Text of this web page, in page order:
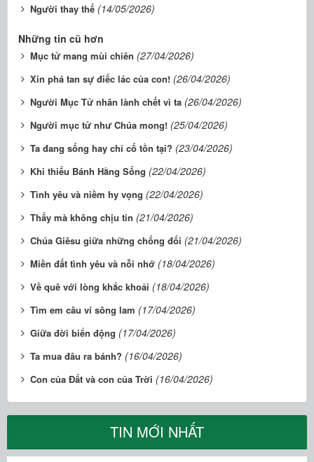
Người thay thế (14/05/2026)
Những tin cũ hơn
Mục tử mang mùi chiên (27/04/2026)
Xin phá tan sự điếc lác của con! (26/04/2026)
Người Mục Tử nhân lành chết vì ta (26/04/2026)
Người mục tử như Chúa mong! (25/04/2026)
Ta đang sống hay chỉ cố tồn tại? (23/04/2026)
Khi thiếu Bánh Hằng Sống (22/04/2026)
Tình yêu và niềm hy vọng (22/04/2026)
Thấy mà không chịu tin (21/04/2026)
Chúa Giêsu giữa những chống đối (21/04/2026)
Miền đất tình yêu và nỗi nhớ (18/04/2026)
Về quê với lòng khắc khoải (18/04/2026)
Tìm em câu ví sông lam (17/04/2026)
Giữa đời biển động (17/04/2026)
Ta mua đâu ra bánh? (16/04/2026)
Con của Đất và con của Trời (16/04/2026)
TIN MỚI NHẤT